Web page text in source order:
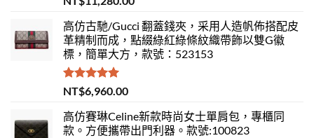
滿分 5
高仿古馳/Gucci 翻蓋錢夾，采用人造帆佈搭配皮
革精制而成，點綴綠紅綠條紋織帶飾以雙G徽
標，簡單大方，款號：523153
評分 5.00
滿分 5
NT$6,960.00
高仿賽琳Celine新款時尚女士單肩包，專櫃同
款。方便攜帶出門利器。款號:100823